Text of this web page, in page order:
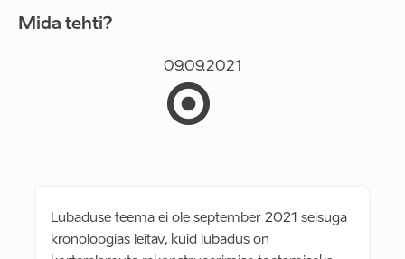
Mida tehti?
09.09.2021
Lubaduse teema ei ole september 2021 seisuga
kronoloogias leitav, kuid lubadus on